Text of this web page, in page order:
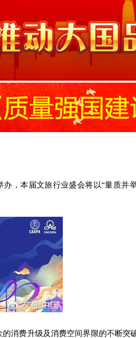
，本届文旅行业盛会将以“量质并
消费升级及消费空间界限的不断